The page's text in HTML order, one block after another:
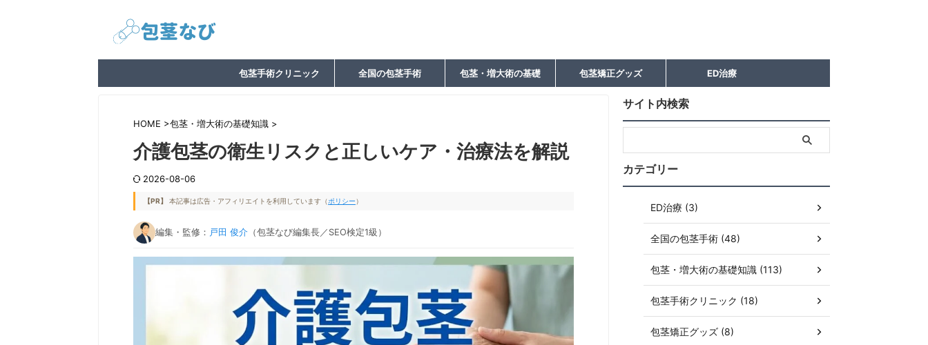
包茎手術クリニック 全国の包茎手術 包茎・増大術の基礎 包茎矯正グッズ ED治療
HOME >包茎・増大術の基礎知識 >
介護包茎の衛生リスクと正しいケア・治療法を解説
2026-08-06
【PR】 本記事は広告・アフィリエイトを利用しています（ポリシー）
編集・監修： 戸田 俊介 （包茎なび編集長／SEO検定1級）
サイト内検索
カテゴリー
ED治療 (3)
全国の包茎手術 (48)
包茎・増大術の基礎知識 (113)
包茎手術クリニック (18)
包茎矯正グッズ (8)